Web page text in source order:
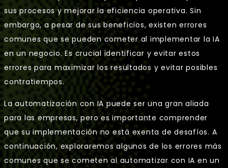
sus procesos y mejorar la eficiencia operativa. Sin
embargo, a pesar de sus beneficios, existen errores
comunes que se pueden cometer al implementar la IA
en un negocio. Es crucial identificar y evitar estos
errores para maximizar los resultados y evitar posibles
contratiempos.
La automatización con IA puede ser una gran aliada
para las empresas, pero es importante comprender
que su implementación no está exenta de desafíos. A
continuación, exploraremos algunos de los errores más
comunes que se cometen al automatizar con IA en un